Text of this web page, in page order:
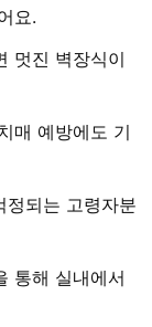
요.
멋진 벽장식이
매 예방에도 기
되는 고령자분
통해 실내에서